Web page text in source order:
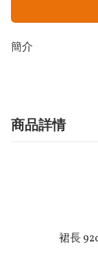
簡介
商品詳情
裙長